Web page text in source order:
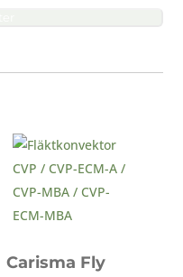
Carisma Fly